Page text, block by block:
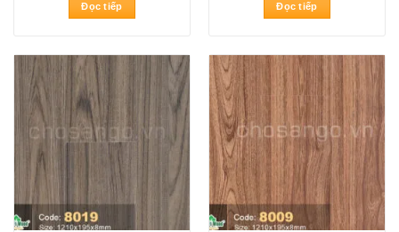
Đọc tiếp Đọc tiếp